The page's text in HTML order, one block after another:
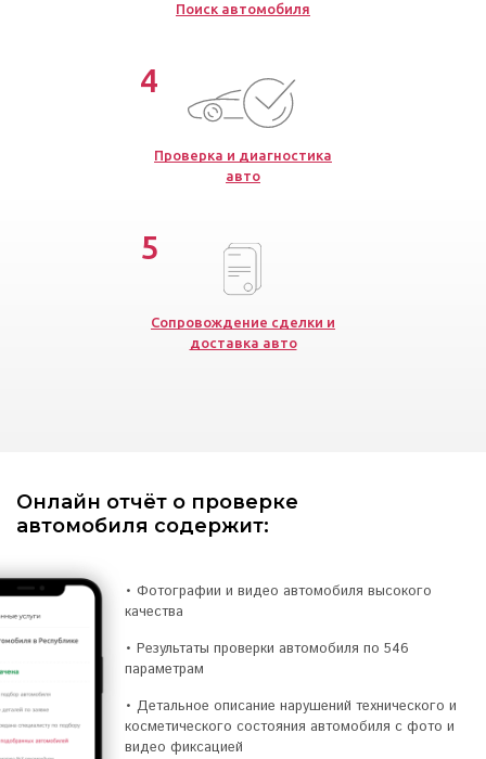
Поиск автомобиля
4
Проверка и диагностика
авто
5
Сопровождение сделки и
доставка авто
Онлайн отчёт о проверке
автомобиля содержит:
• Фотографии и видео автомобиля высокого
качества
• Результаты проверки автомобиля по 546
параметрам
• Детальное описание нарушений технического и
косметического состояния автомобиля с фото и
видео фиксацией